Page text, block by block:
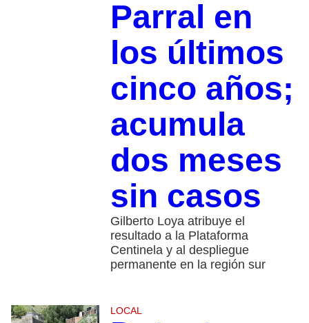
Parral en
los últimos
cinco años;
acumula
dos meses
sin casos
Gilberto Loya atribuye el
resultado a la Plataforma
Centinela y al despliegue
permanente en la región sur
LOCAL